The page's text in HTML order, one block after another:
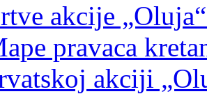
akcije
pravaca
akciji